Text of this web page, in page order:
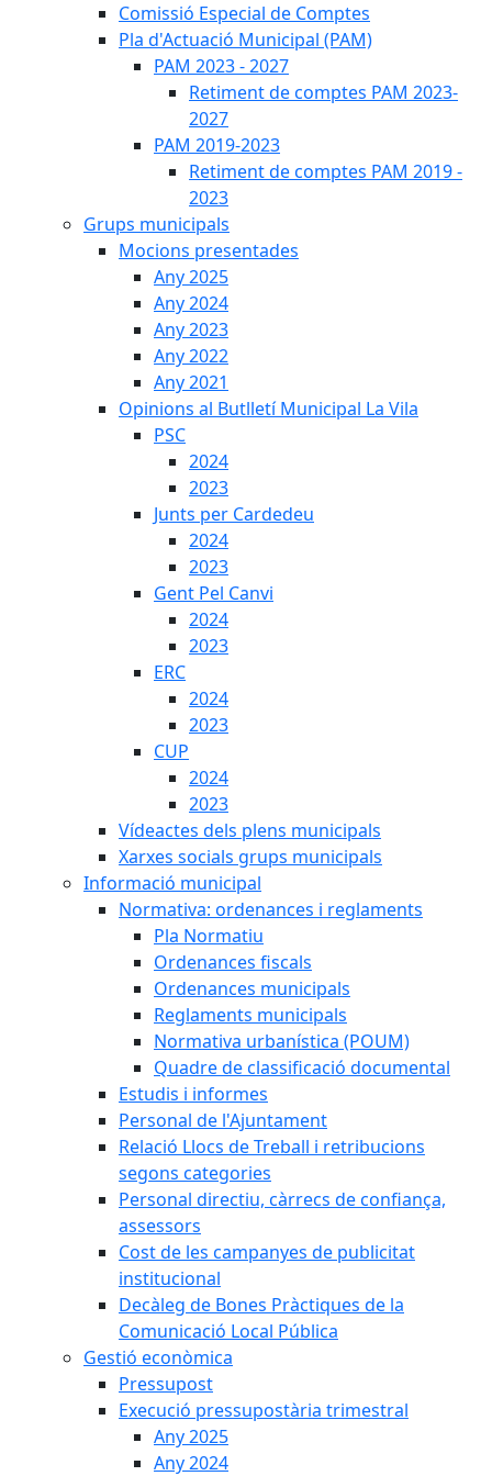
Comissió Especial de Comptes
Pla d'Actuació Municipal (PAM)
PAM 2023 - 2027
Retiment de comptes PAM 2023-
2027
PAM 2019-2023
Retiment de comptes PAM 2019 -
2023
Grups municipals
Mocions presentades
Any 2025
Any 2024
Any 2023
Any 2022
Any 2021
Opinions al Butlletí Municipal La Vila
PSC
2024
2023
Junts per Cardedeu
2024
2023
Gent Pel Canvi
2024
2023
ERC
2024
2023
CUP
2024
2023
Vídeactes dels plens municipals
Xarxes socials grups municipals
Informació municipal
Normativa: ordenances i reglaments
Pla Normatiu
Ordenances fiscals
Ordenances municipals
Reglaments municipals
Normativa urbanística (POUM)
Quadre de classificació documental
Estudis i informes
Personal de l'Ajuntament
Relació Llocs de Treball i retribucions
segons categories
Personal directiu, càrrecs de confiança,
assessors
Cost de les campanyes de publicitat
institucional
Decàleg de Bones Pràctiques de la
Comunicació Local Pública
Gestió econòmica
Pressupost
Execució pressupostària trimestral
Any 2025
Any 2024